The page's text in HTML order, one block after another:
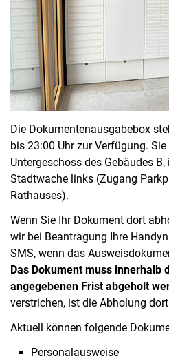
Die Dokumentenausgabebox
bis 23:00 Uhr zur Verfügung.
Untergeschoss des Gebäudes
Stadtwache links (Zugang
Rathauses).
Wenn Sie Ihr Dokument dort
wir bei Beantragung Ihre
SMS, wenn das
Das Dokument muss innerhalb
angegebenen Frist abgeholt
verstrichen, ist die Abholung
Aktuell können folgende
Personalausweise